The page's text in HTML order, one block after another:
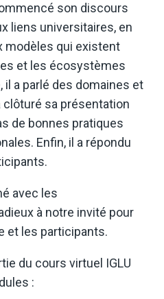
son discours
liens universitaires, en
modèles qui existent
et les écosystèmes
il a parlé des domaines et
sa présentation
de bonnes pratiques
Enfin, il a répondu
avec les
à notre invité pour
et les participants.
du cours virtuel IGLU
: